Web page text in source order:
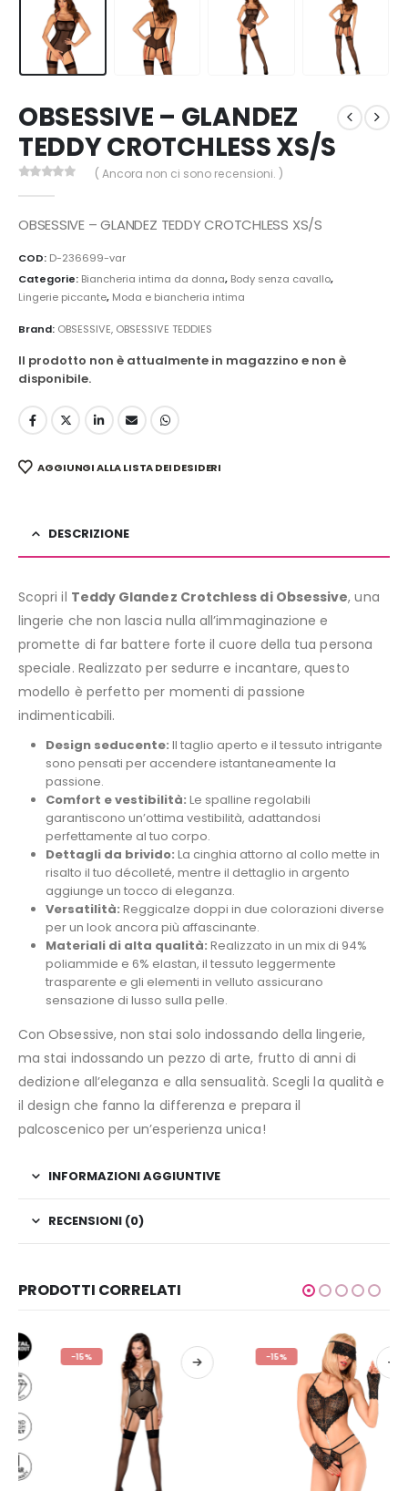
OBSESSIVE – GLANDEZ
TEDDY CROTCHLESS XS/S
( Ancora non ci sono recensioni. )
OBSESSIVE – GLANDEZ TEDDY CROTCHLESS XS/S
COD: D-236699-var
Categorie: Biancheria intima da donna, Body senza cavallo,
Lingerie piccante, Moda e biancheria intima
Brand: OBSESSIVE, OBSESSIVE TEDDIES
Il prodotto non è attualmente in magazzino e non è
disponibile.
AGGIUNGI ALLA LISTA DEI DESIDERI
DESCRIZIONE
Scopri il Teddy Glandez Crotchless di Obsessive, una
lingerie che non lascia nulla all’immaginazione e
promette di far battere forte il cuore della tua persona
speciale. Realizzato per sedurre e incantare, questo
modello è perfetto per momenti di passione
indimenticabili.
Design seducente: Il taglio aperto e il tessuto intrigante
sono pensati per accendere istantaneamente la
passione.
Comfort e vestibilità: Le spalline regolabili
garantiscono un’ottima vestibilità, adattandosi
perfettamente al tuo corpo.
Dettagli da brivido: La cinghia attorno al collo mette in
risalto il tuo décolleté, mentre il dettaglio in argento
aggiunge un tocco di eleganza.
Versatilità: Reggicalze doppi in due colorazioni diverse
per un look ancora più affascinante.
Materiali di alta qualità: Realizzato in un mix di 94%
poliammide e 6% elastan, il tessuto leggermente
trasparente e gli elementi in velluto assicurano
sensazione di lusso sulla pelle.
Con Obsessive, non stai solo indossando della lingerie,
ma stai indossando un pezzo di arte, frutto di anni di
dedizione all’eleganza e alla sensualità. Scegli la qualità e
il design che fanno la differenza e prepara il
palcoscenico per un’esperienza unica!
INFORMAZIONI AGGIUNTIVE
RECENSIONI (0)
PRODOTTI CORRELATI